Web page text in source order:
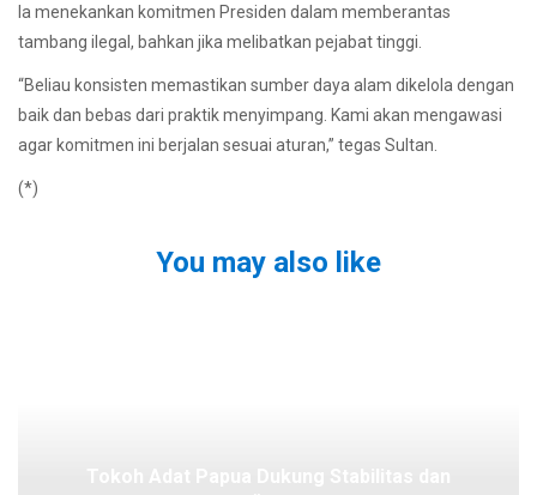
Ia menekankan komitmen Presiden dalam memberantas
tambang ilegal, bahkan jika melibatkan pejabat tinggi.
“Beliau konsisten memastikan sumber daya alam dikelola dengan
baik dan bebas dari praktik menyimpang. Kami akan mengawasi
agar komitmen ini berjalan sesuai aturan,” tegas Sultan.
(*)
You may also like